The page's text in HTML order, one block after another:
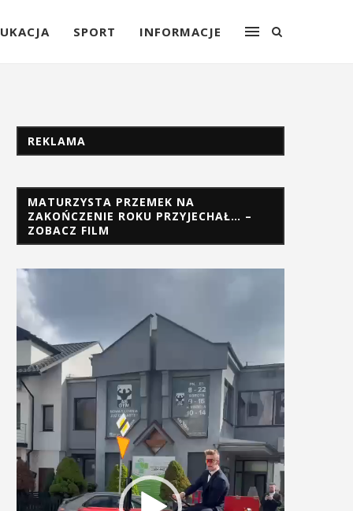
SPORT INFORMACJE
REKLAMA
MATURZYSTA PRZEMEK NA
ZAKOŃCZENIE ROKU PRZYJECHAŁ… –
ZOBACZ FILM
Odtwarzacz
video